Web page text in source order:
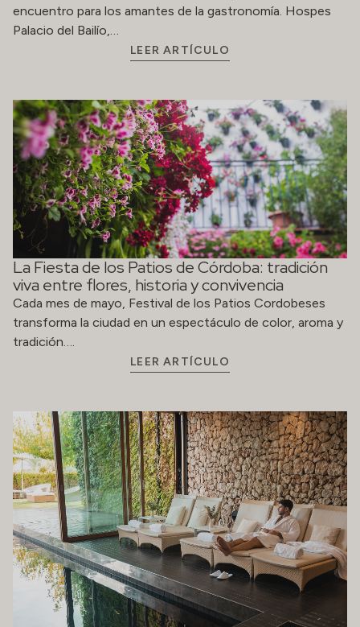
encuentro para los amantes de la gastronomía. Hospes
Palacio del Bailío,…
LEER ARTÍCULO
La Fiesta de los Patios de Córdoba: tradición
viva entre flores, historia y convivencia
Cada mes de mayo, Festival de los Patios Cordobeses
transforma la ciudad en un espectáculo de color, aroma y
tradición….
LEER ARTÍCULO